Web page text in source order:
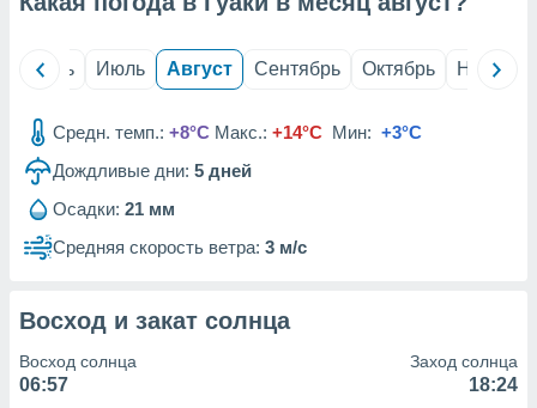
данных
Июнь Июль Август Сентябрь Октябрь Ноябрь
Средн. темп.: +8°C Макс.: +14°C Мин: +3°C
Дождливые дни: 5 дней
Осадки: 21 мм
Средняя скорость ветра: 3 м/с
Восход и закат солнца
Восход солнца
06:57
Заход солнца
18:24